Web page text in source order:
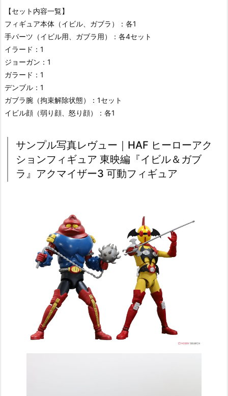
【セット内容一覧】
フィギュア本体（イビル、ガブラ）：各1
手パーツ（イビル用、ガブラ用）：各4セット
イラード：1
ジョーガン：1
ガラード：1
デンブル：1
ガブラ腕（拘束解除状態）：1セット
イビル顔（弱り顔、怒り顔）：各1
サンプル写真レヴュー｜HAF ヒーローアク
ションフィギュア 東映編『イビル＆ガブ
ラ』アクマイザー3 可動フィギュア